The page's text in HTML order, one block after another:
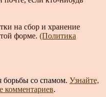
на сбор и хранение
форме. (Политика
борьбы со спамом. Узнайте,
комментариев.